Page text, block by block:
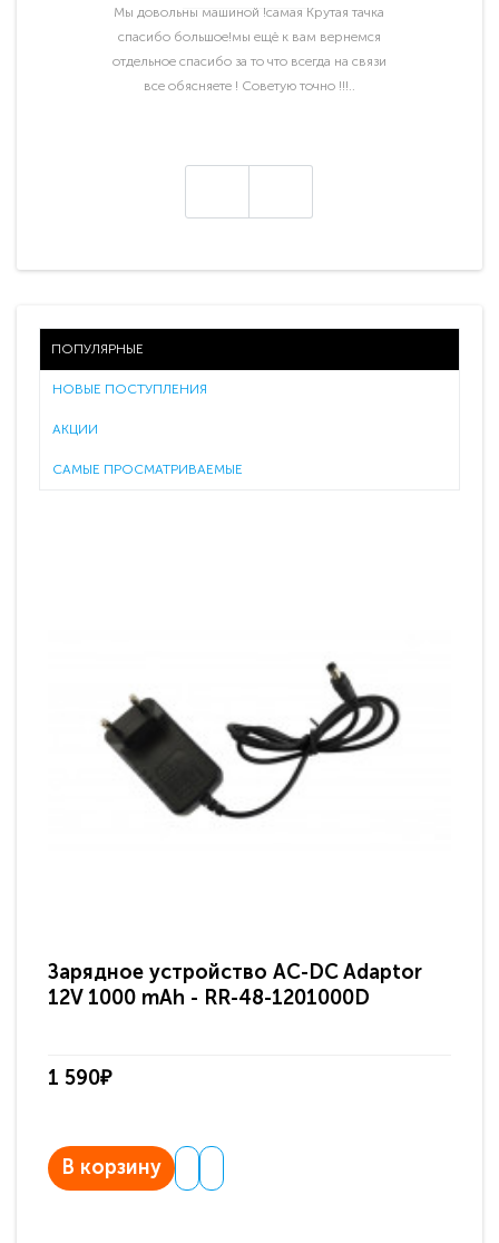
Мы довольны машиной !самая Крутая тачка
спасибо большое!мы ещё к вам вернемся
отдельное спасибо за то что всегда на связи
все обясняете ! Советую точно !!!..
ПОПУЛЯРНЫЕ
НОВЫЕ ПОСТУПЛЕНИЯ
АКЦИИ
САМЫЕ ПРОСМАТРИВАЕМЫЕ
Зарядное устройство AC-DC Adaptor
12V 1000 mAh - RR-48-1201000D
1 590₽
В корзину